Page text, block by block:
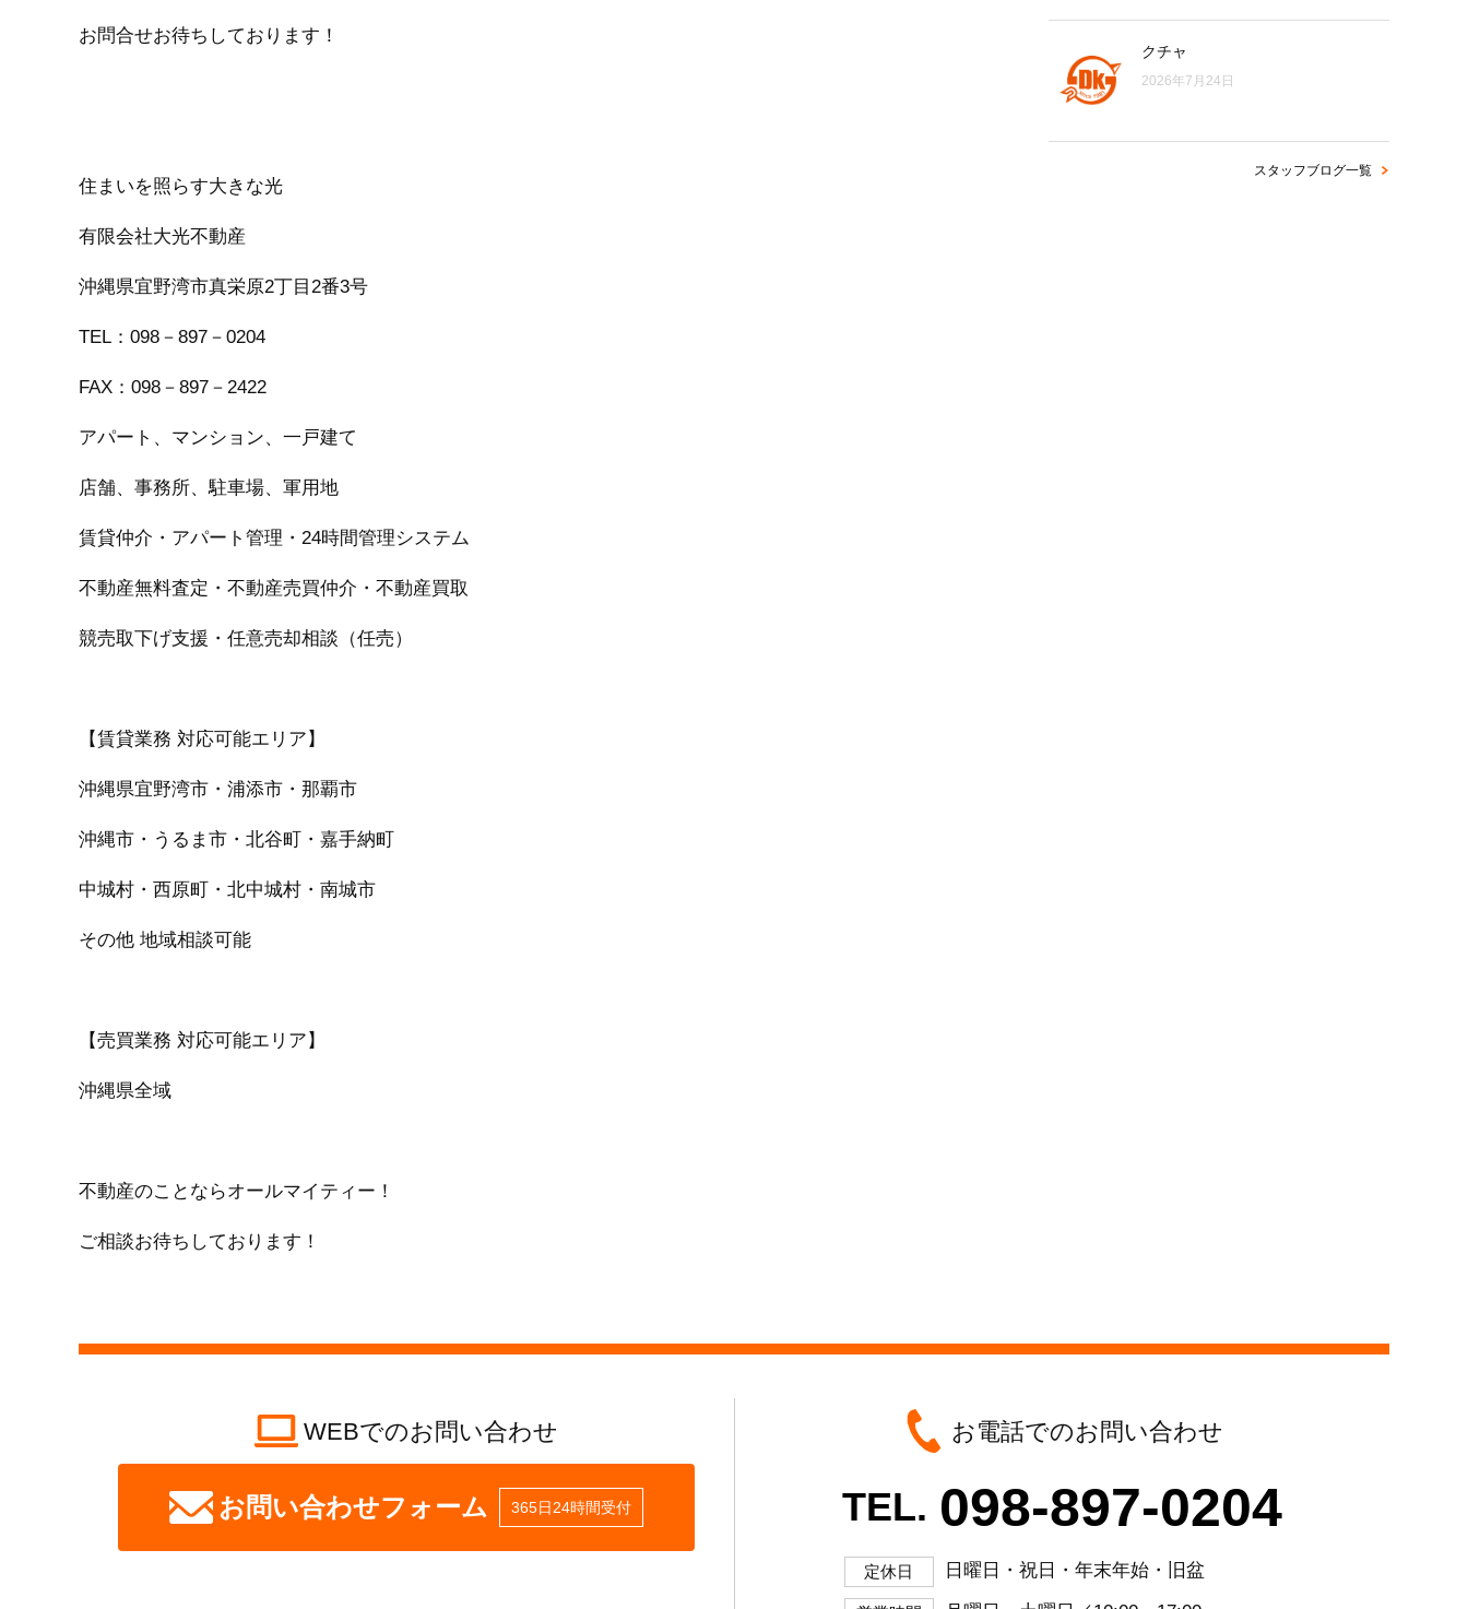
お問合せお待ちしております！
住まいを照らす大きな光
有限会社大光不動産
沖縄県宜野湾市真栄原2丁目2番3号
TEL： 098 － 897 － 0204
FAX： 098 － 897 － 2422
アパート、マンション、一戸建て
店舗、事務所、駐車場、軍用地
賃貸仲介・アパート管理・ 24時間管理システム
不動産無料査定・不動産売買仲介・不動産買取
競売取下げ支援・任意売却相談（任売）
【賃貸業務 対応可能エリア】
沖縄県宜野湾市・浦添市・那覇市
沖縄市・うるま市・北谷町・嘉手納町
中城村・西原町・北中城村・南城市
その他 地域相談可能
【売買業務 対応可能エリア】
沖縄県全域
不動産のことならオールマイティー！
ご相談お待ちしております！
クチャ
2026年7月24日
スタッフブログ一覧
WEBでのお問い合わせ
お問い合わせフォーム 365日24時間受付
お電話でのお問い合わせ
TEL. 098-897-0204
定休日 日曜日・祝日・年末年始・旧盆